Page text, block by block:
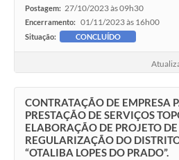
Postagem: 27/10/2023 às 09h30
Encerramento: 01/11/2023 às 16h00
Situação: CONCLUÍDO
CONTRATAÇÃO DE EMPRESA
PRESTAÇÃO DE SERVIÇOS
ELABORAÇÃO DE PROJETO DE
REGULARIZAÇÃO DO
“OTALIBA LOPES DO PRADO”.